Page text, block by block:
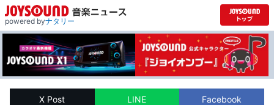
powered byナタリー
X Post LINE Facebook